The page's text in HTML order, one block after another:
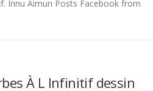
Innu Aimun Posts Facebook from
À L Infinitif dessin